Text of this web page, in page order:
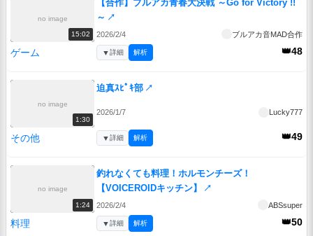
no image
15:02
【合作】ブルアカ青春大決戦 ～Go for Victory !!
～ ↗
2026/2/4 ブルアカ音MAD合作
ゲーム 👑48
▼詳細 解析
no image
1:30
迫真ｽﾋﾟｷ部 ↗
2026/1/7 Lucky777
その他 👑49
▼詳細 解析
no image
1:24
釣れなくても料理！ホルモンチーズ！
【VOICEROIDキッチン】
↗
2026/2/4 ABSsuper
料理 👑50
▼詳細 解析